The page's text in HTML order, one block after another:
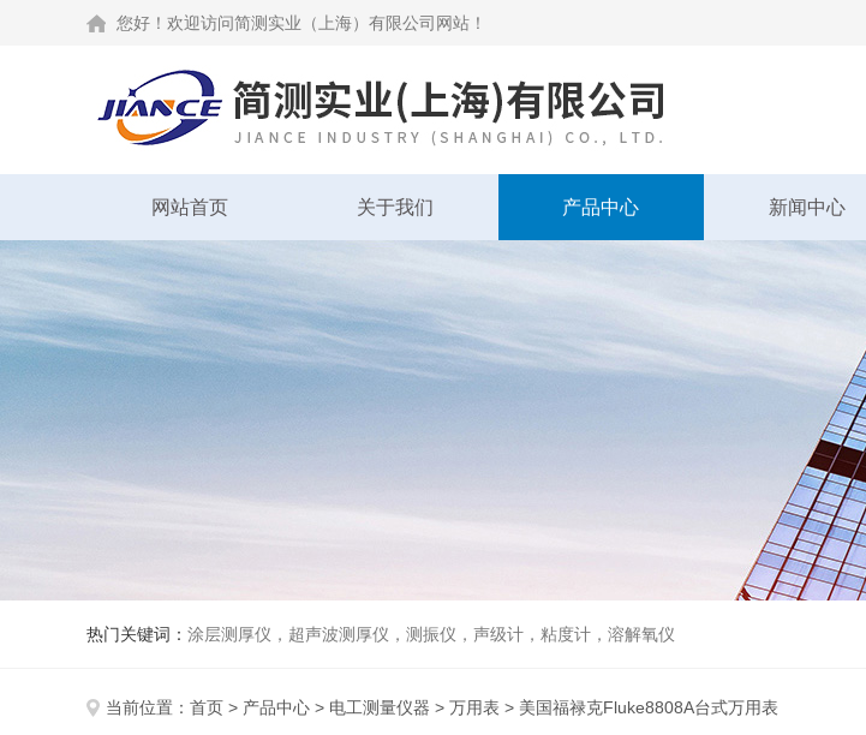
您好！欢迎访问简测实业（上海）有限公司网站！
网站首页 关于我们 产品中心 新闻中心
热门关键词： 涂层测厚仪，超声波测厚仪，测振仪，声级计，粘度计，溶解氧仪
当前位置： 首页 > 产品中心 > 电工测量仪器 > 万用表 > 美国福禄克Fluke8808A台式万用表